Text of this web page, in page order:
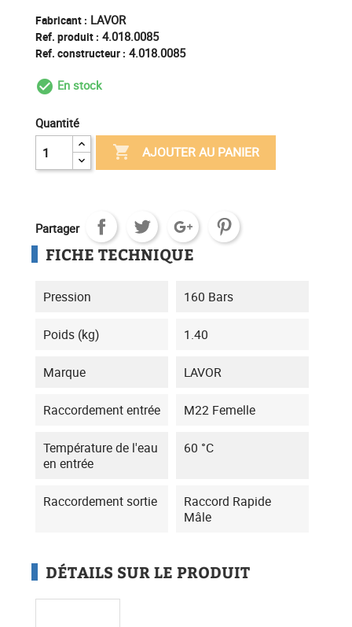
Fabricant : LAVOR
Ref. produit : 4.018.0085
Ref. constructeur : 4.018.0085
check_circle_outline
En stock
Quantité
 AJOUTER AU PANIER
Partager
FICHE TECHNIQUE
Pression 160 Bars
Poids (kg) 1.40
Marque LAVOR
Raccordement entrée M22 Femelle
Température de l'eau
en entrée
60 °C
Raccordement sortie
Raccord Rapide
Mâle
DÉTAILS SUR LE PRODUIT